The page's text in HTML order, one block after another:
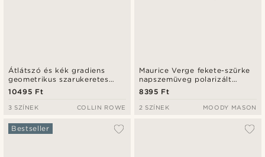
Átlátszó és kék gradiens
geometrikus szarukeretes
napszemüveg
10495 Ft
3 SZÍNEK COLLIN ROWE
Maurice Verge fekete-szürke
napszemüveg polarizált
lencsékkel
8395 Ft
2 SZÍNEK MOODY MASON
Bestseller